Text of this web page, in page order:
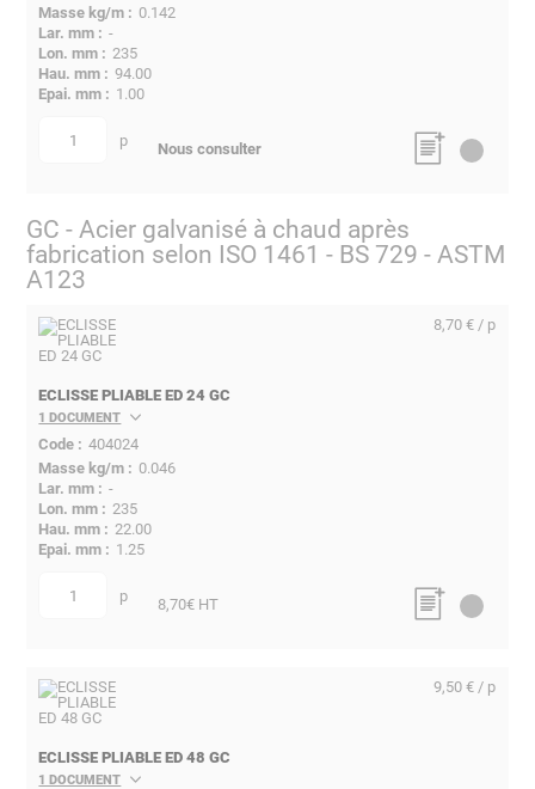
0.142
-
235
94.00
1.00
quantité p Nous consulter
GC - Acier galvanisé à chaud après
fabrication selon ISO 1461 - BS 729 - ASTM
A123
ECLISSE PLIABLE ED 24 GC
1 DOCUMENT
404024
0.046
-
235
22.00
1.25
quantité p
8,70 € / p
8,70€ HT
ECLISSE PLIABLE ED 48 GC
1 DOCUMENT
9,50 € / p